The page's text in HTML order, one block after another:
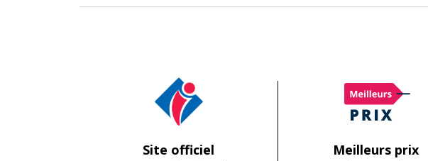
Site officiel Meilleurs prix